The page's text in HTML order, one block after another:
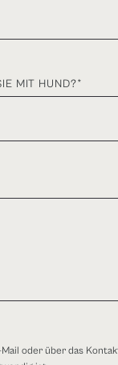
MIT HUND?*
oder über das